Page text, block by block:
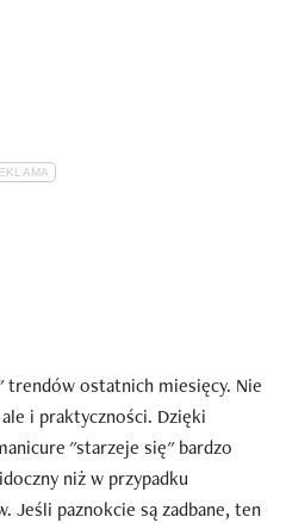
trendów ostatnich miesięcy. Nie
i praktyczności. Dzięki
"starzeje się" bardzo
niż w przypadku
Jeśli paznokcie są zadbane, ten